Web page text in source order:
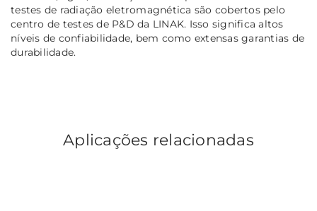
testes de radiação eletromagnética são cobertos pelo
centro de testes de P&D da LINAK. Isso significa altos
níveis de confiabilidade, bem como extensas garantias de
durabilidade.
Aplicações relacionadas